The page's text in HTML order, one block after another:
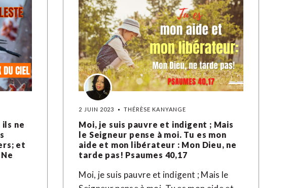
ils ne
et
2 JUIN 2023 THÉRÈSE KANYANGE
Moi, je suis pauvre et indigent ; Mais
le Seigneur pense à moi. Tu es mon
aide et mon libérateur : Mon Dieu, ne
tarde pas! Psaumes 40,17
Moi, je suis pauvre et indigent ; Mais le